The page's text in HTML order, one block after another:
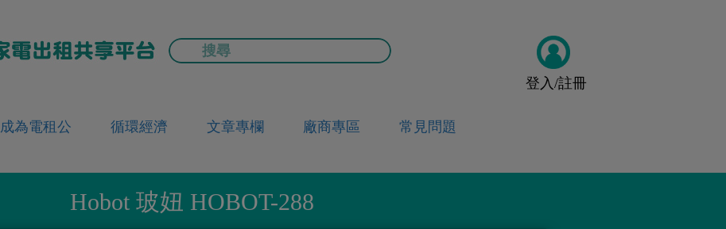
登入/註冊
成為電租公 循環經濟 文章專欄 廠商專區 常見問題
Hobot 玻妞 HOBOT-288